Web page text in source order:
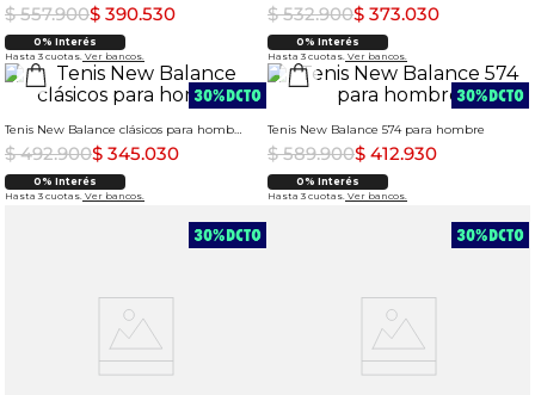
$ 557.900$ 390.530
0% Interés
Hasta 3 cuotas. Ver bancos.
$ 532.900$ 373.030
0% Interés
Hasta 3 cuotas. Ver bancos.
Tenis New Balance clásicos para hombre
$ 492.900$ 345.030
0% Interés
Hasta 3 cuotas. Ver bancos.
Tenis New Balance 574 para hombre
$ 589.900$ 412.930
0% Interés
Hasta 3 cuotas. Ver bancos.